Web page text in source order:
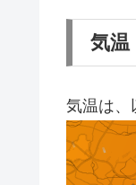
気温
気温は、